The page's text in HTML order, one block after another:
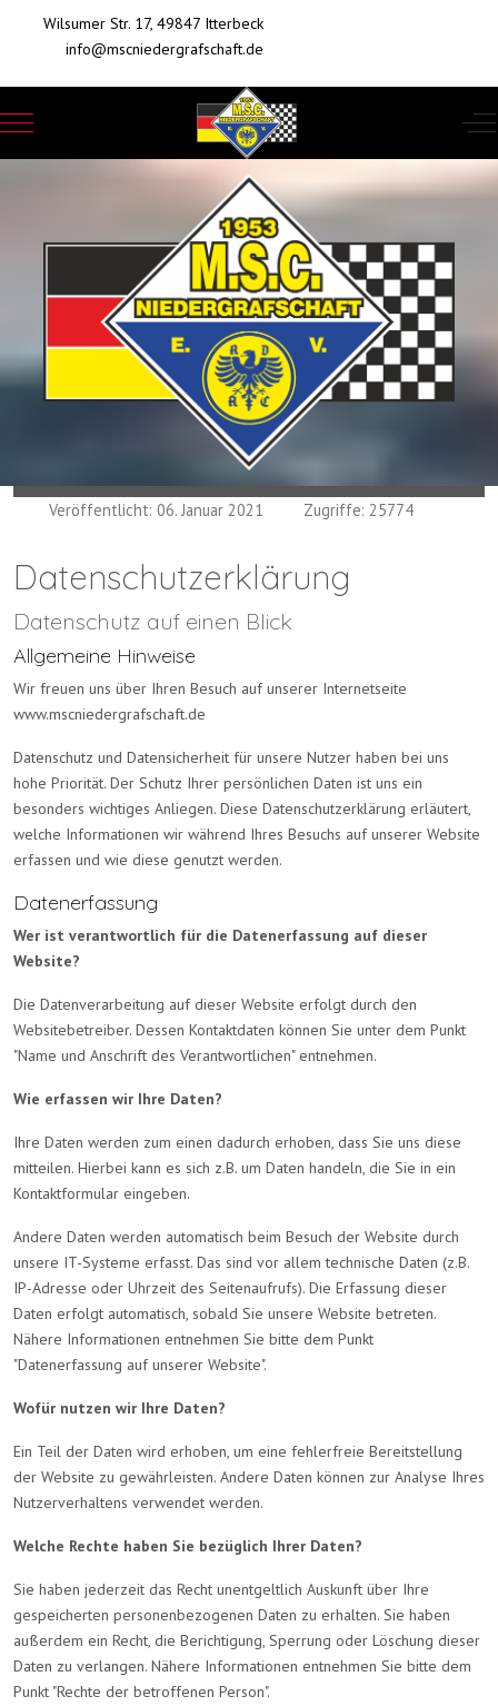
Wilsumer Str. 17, 49847 Itterbeck
info@mscniedergrafschaft.de
Mobile Menu Toggle
Veröffentlicht: 06. Januar 2021 Zugriffe: 25774
Datenschutzerklärung
Datenschutz auf einen Blick
Allgemeine Hinweise
Wir freuen uns über Ihren Besuch auf unserer Internetseite
www.mscniedergrafschaft.de
Datenschutz und Datensicherheit für unsere Nutzer haben bei uns
hohe Priorität. Der Schutz Ihrer persönlichen Daten ist uns ein
besonders wichtiges Anliegen. Diese Datenschutzerklärung erläutert,
welche Informationen wir während Ihres Besuchs auf unserer Website
erfassen und wie diese genutzt werden.
Datenerfassung
Wer ist verantwortlich für die Datenerfassung auf dieser
Website?
Die Datenverarbeitung auf dieser Website erfolgt durch den
Websitebetreiber. Dessen Kontaktdaten können Sie unter dem Punkt
"Name und Anschrift des Verantwortlichen" entnehmen.
Wie erfassen wir Ihre Daten?
Ihre Daten werden zum einen dadurch erhoben, dass Sie uns diese
mitteilen. Hierbei kann es sich z.B. um Daten handeln, die Sie in ein
Kontaktformular eingeben.
Andere Daten werden automatisch beim Besuch der Website durch
unsere IT-Systeme erfasst. Das sind vor allem technische Daten (z.B.
IP-Adresse oder Uhrzeit des Seitenaufrufs). Die Erfassung dieser
Daten erfolgt automatisch, sobald Sie unsere Website betreten.
Nähere Informationen entnehmen Sie bitte dem Punkt
"Datenerfassung auf unserer Website".
Wofür nutzen wir Ihre Daten?
Ein Teil der Daten wird erhoben, um eine fehlerfreie Bereitstellung
der Website zu gewährleisten. Andere Daten können zur Analyse Ihres
Nutzerverhaltens verwendet werden.
Welche Rechte haben Sie bezüglich Ihrer Daten?
Sie haben jederzeit das Recht unentgeltlich Auskunft über Ihre
gespeicherten personenbezogenen Daten zu erhalten. Sie haben
außerdem ein Recht, die Berichtigung, Sperrung oder Löschung dieser
Daten zu verlangen. Nähere Informationen entnehmen Sie bitte dem
Punkt "Rechte der betroffenen Person".